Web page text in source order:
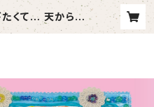
くて… 天から舞
ルンショップ